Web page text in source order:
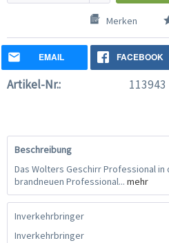
Merken
EMAIL FACEBOOK
Artikel-Nr.: 113943
Beschreibung
Das Wolters Geschirr Professional
brandneuen Professional... mehr
Inverkehrbringer
Inverkehrbringer